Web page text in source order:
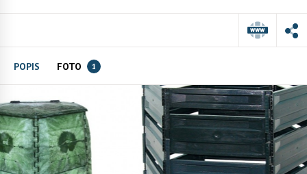
POPIS FOTO 1